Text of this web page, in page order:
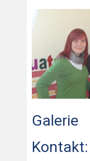
Galerie
Kontakt: